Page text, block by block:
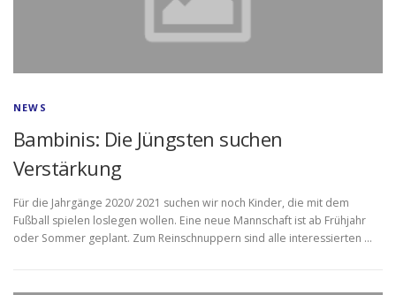
NEWS
Bambinis: Die Jüngsten suchen
Verstärkung
Für die Jahrgänge 2020/ 2021 suchen wir noch Kinder, die mit dem
Fußball spielen loslegen wollen. Eine neue Mannschaft ist ab Frühjahr
oder Sommer geplant. Zum Reinschnuppern sind alle interessierten …